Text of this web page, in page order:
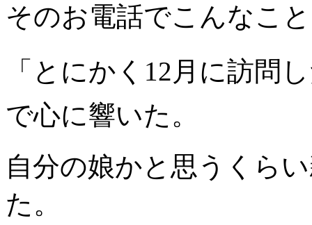
そのお電話でこんなこ
「とにかく12月に訪問
で心に響いた。
自分の娘かと思うくら
た。